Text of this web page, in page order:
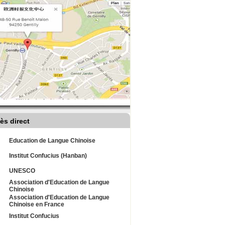
direct
Education de Langue Chinoise
Institut Confucius (Hanban)
UNESCO
Association d'Education de Langue
Chinoise
Association d'Education de Langue
Chinoise en France
Institut Confucius